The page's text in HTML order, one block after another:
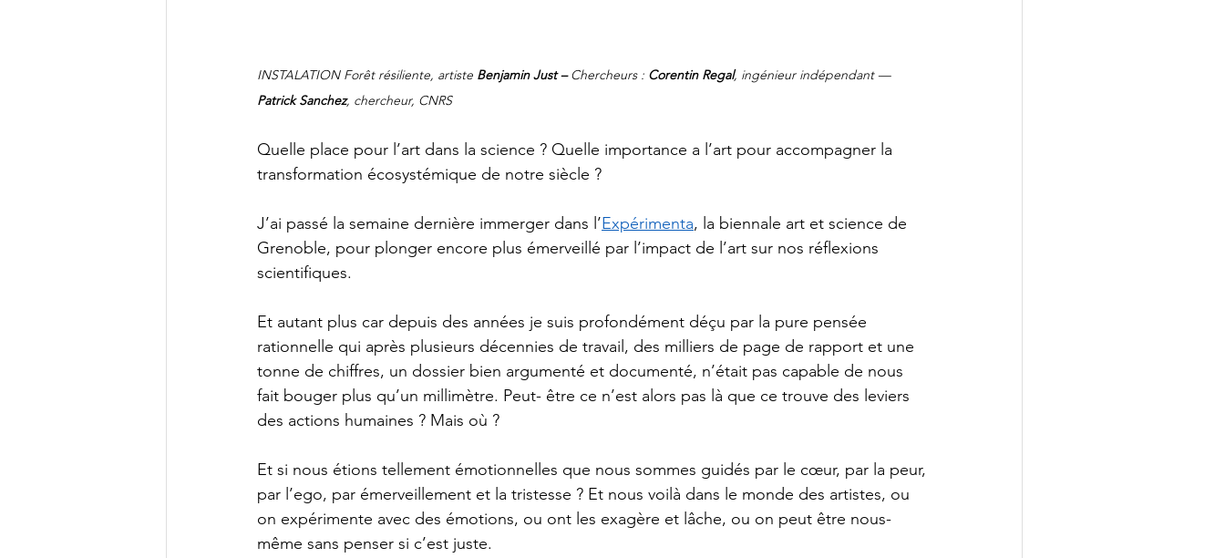
INSTALATION Forêt résiliente, artiste Benjamin Just – Chercheurs : Corentin Regal, ingénieur indépendant —
Patrick Sanchez, chercheur, CNRS
Quelle place pour l’art dans la science ? Quelle importance a l’art pour accompagner la
transformation écosystémique de notre siècle ?
J’ai passé la semaine dernière immerger dans l’Expérimenta, la biennale art et science de
Grenoble, pour plonger encore plus émerveillé par l’impact de l’art sur nos réflexions
scientifiques.
Et autant plus car depuis des années je suis profondément déçu par la pure pensée
rationnelle qui après plusieurs décennies de travail, des milliers de page de rapport et une
tonne de chiffres, un dossier bien argumenté et documenté, n’était pas capable de nous
fait bouger plus qu’un millimètre. Peut- être ce n’est alors pas là que ce trouve des leviers
des actions humaines ? Mais où ?
Et si nous étions tellement émotionnelles que nous sommes guidés par le cœur, par la peur,
par l’ego, par émerveillement et la tristesse ? Et nous voilà dans le monde des artistes, ou
on expérimente avec des émotions, ou ont les exagère et lâche, ou on peut être nous-
même sans penser si c’est juste.